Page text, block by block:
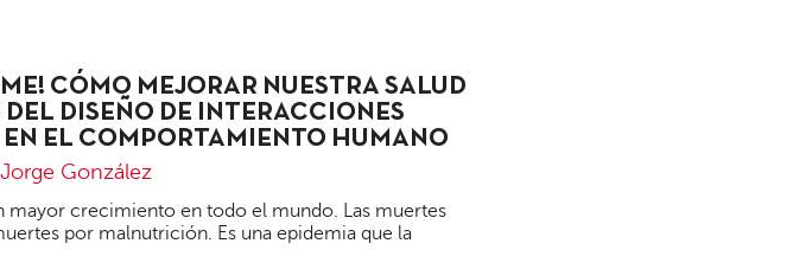
CÓMO MEJORAR NUESTRA SALUD
DEL DISEÑO DE INTERACCIONES
EN EL COMPORTAMIENTO HUMANO
Jorge González
mayor crecimiento en todo el mundo. Las muertes
por malnutrición. Es una epidemia que la